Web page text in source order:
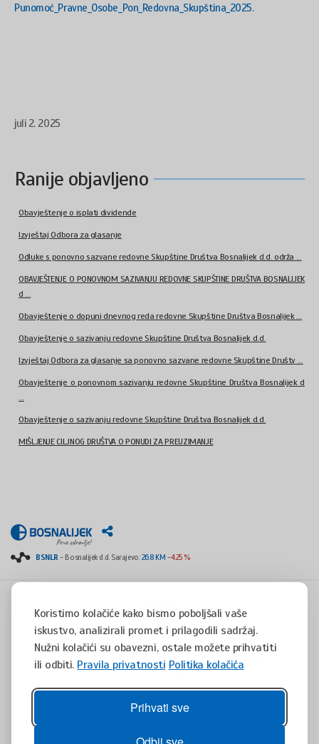
Koristimo kolačiće kako bismo poboljšali vaše
iskustvo, analizirali promet i prilagodili sadržaj.
Nužni kolačići su obavezni, ostale možete prihvatiti
ili odbiti. Pravila privatnosti Politika kolačića
Prihvati sve
Punomoć_Pravne_Osobe_Pon_Redovna_Skupština_2025.
juli 2. 2025
Ranije objavljeno
Obavještenje o isplati dividende
Izvještaj Odbora za glasanje
Odluke s ponovno sazvane redovne Skupštine Društva Bosnalijek d.d. održa ...
OBAVJEŠTENJE O PONOVNOM SAZIVANJU REDOVNE SKUPŠTINE DRUŠTVA BOSNALIJEK
d ...
Obavještenje o dopuni dnevnog reda redovne Skupštine Društva Bosnalijek ...
Obavještenje o sazivanju redovne Skupštine Društva Bosnalijek d.d.
Izvještaj Odbora za glasanje sa ponovno sazvane redovne Skupštine Društv ...
Obavještenje o ponovnom sazivanju redovne Skupštine Društva Bosnalijek d
...
Obavještenje o sazivanju redovne Skupštine Društva Bosnalijek d.d.
MIŠLJENJE CILJNOG DRUŠTVA O PONUDI ZA PREUZIMANJE
BSNLR- Bosnalijek d.d. Sarajevo:26.8 KM -4.25 %
Copyright © 2008 - 2017 - All rights reserved - Jukićeva 53, 71000 Sarajevo, Bosnia and
Herzegovina
tel. +387(0)33 254 400 - fax. +387(0)33 814 253 -info@bosnalijek.ba
design byDWS- July 2016
Da biste brzo i lako pretraživali bazu Bosnalijekovih proizvoda, preuzmite
aplikaciju Vademaecum za Vaš mobilni uređaj.